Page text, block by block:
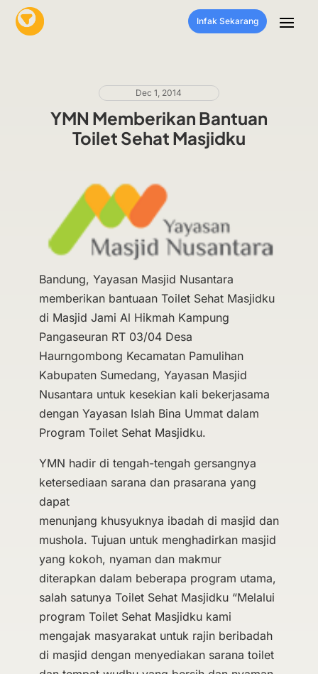
Infak Sekarang
Dec 1, 2014
YMN Memberikan Bantuan
Toilet Sehat Masjidku
Bandung, Yayasan Masjid Nusantara
memberikan bantuaan Toilet Sehat Masjidku
di Masjid Jami Al Hikmah Kampung
Pangaseuran RT 03/04 Desa
Haurngombong Kecamatan Pamulihan
Kabupaten Sumedang, Yayasan Masjid
Nusantara untuk kesekian kali bekerjasama
dengan Yayasan Islah Bina Ummat dalam
Program Toilet Sehat Masjidku.
YMN hadir di tengah-tengah gersangnya
ketersediaan sarana dan prasarana yang
dapat
menunjang khusyuknya ibadah di masjid dan
mushola. Tujuan untuk menghadirkan masjid
yang kokoh, nyaman dan makmur
diterapkan dalam beberapa program utama,
salah satunya Toilet Sehat Masjidku “Melalui
program Toilet Sehat Masjidku kami
mengajak masyarakat untuk rajin beribadah
di masjid dengan menyediakan sarana toilet